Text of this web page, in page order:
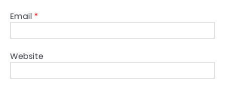
Email *
Website